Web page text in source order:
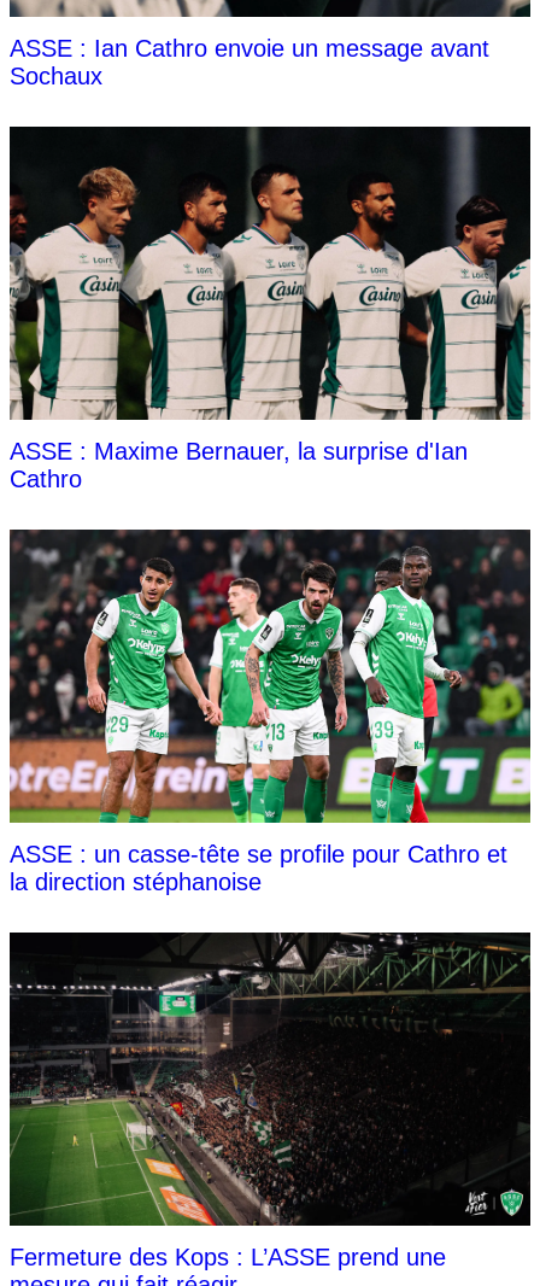
ASSE : Ian Cathro envoie un message avant
Sochaux
ASSE : Maxime Bernauer, la surprise d'Ian
Cathro
ASSE : un casse-tête se profile pour Cathro et
la direction stéphanoise
Fermeture des Kops : L’ASSE prend une